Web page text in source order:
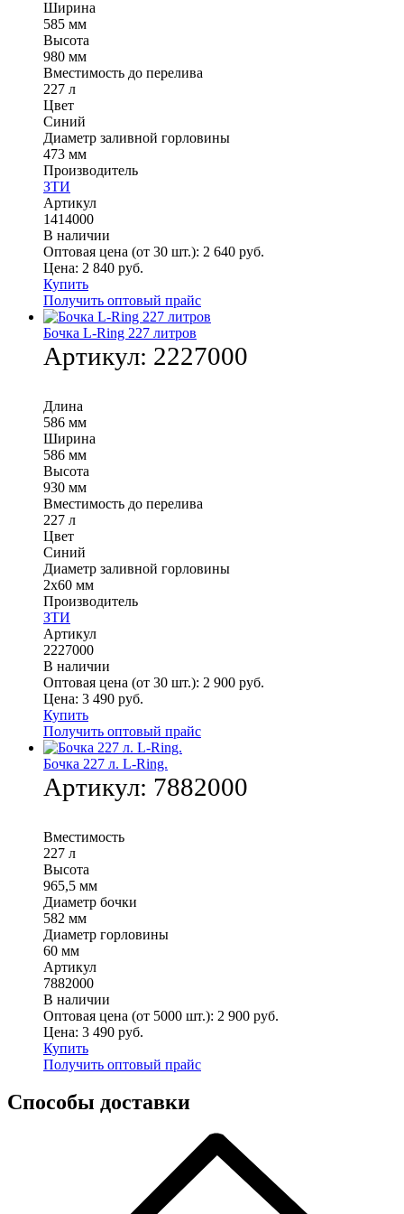
Ширина
585 мм
Высота
980 мм
Вместимость до перелива
227 л
Цвет
Синий
Диаметр заливной горловины
473 мм
Производитель
ЗТИ
Артикул
1414000
В наличии
Оптовая цена (от 30 шт.): 2 640 руб.
Цена: 2 840 руб.
Купить
Получить оптовый прайс
Бочка L-Ring 227 литров
Артикул: 2227000
Длина
586 мм
Ширина
586 мм
Высота
930 мм
Вместимость до перелива
227 л
Цвет
Синий
Диаметр заливной горловины
2х60 мм
Производитель
ЗТИ
Артикул
2227000
В наличии
Оптовая цена (от 30 шт.): 2 900 руб.
Цена: 3 490 руб.
Купить
Получить оптовый прайс
Бочка 227 л. L-Ring.
Артикул: 7882000
Вместимость
227 л
Высота
965,5 мм
Диаметр бочки
582 мм
Диаметр горловины
60 мм
Артикул
7882000
В наличии
Оптовая цена (от 5000 шт.): 2 900 руб.
Цена: 3 490 руб.
Купить
Получить оптовый прайс
Способы доставки